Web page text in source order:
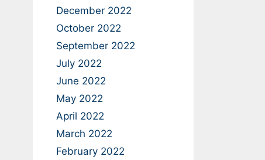
December 2022
October 2022
September 2022
July 2022
June 2022
May 2022
April 2022
March 2022
February 2022